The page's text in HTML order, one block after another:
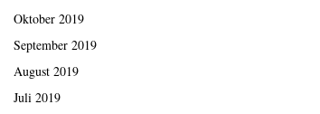
Oktober 2019
September 2019
August 2019
Juli 2019